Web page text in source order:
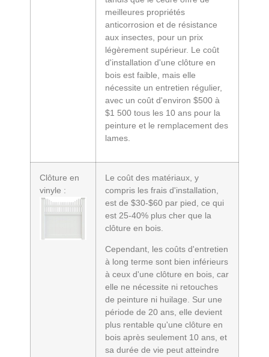
meilleures propriétés
anticorrosion et de résistance
aux insectes, pour un prix
légèrement supérieur. Le coût
d'installation d'une clôture en
bois est faible, mais elle
nécessite un entretien régulier,
avec un coût d'environ $500 à
$1 500 tous les 10 ans pour la
peinture et le remplacement des
lames.
Clôture en
vinyle :
Le coût des matériaux, y
compris les frais d'installation,
est de $30-$60 par pied, ce qui
est 25-40% plus cher que la
clôture en bois.
Cependant, les coûts d'entretien
à long terme sont bien inférieurs
à ceux d'une clôture en bois, car
elle ne nécessite ni retouches
de peinture ni huilage. Sur une
période de 20 ans, elle devient
plus rentable qu'une clôture en
bois après seulement 10 ans, et
sa durée de vie peut atteindre